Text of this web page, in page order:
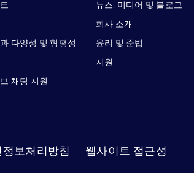
다양성 및 형평성
채팅 지원
뉴스, 미디어 및 블로그
회사 소개
윤리 및 준법
지원
정보처리방침 웹사이트 접근성